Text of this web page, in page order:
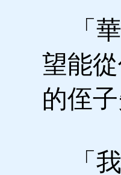
「華
望能
的侄
「我